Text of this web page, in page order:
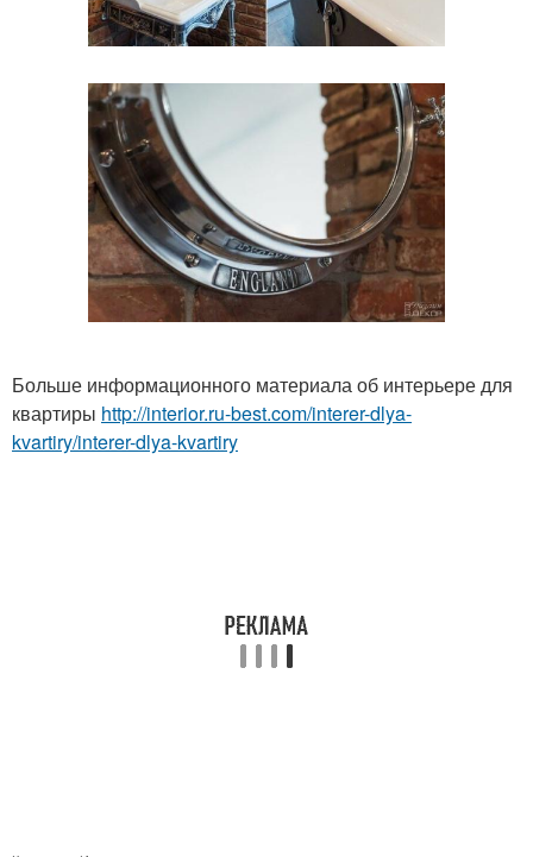
Больше информационного материала об интерьере для
квартиры http://interior.ru-best.com/interer-dlya-
kvartiry/interer-dlya-kvartiry